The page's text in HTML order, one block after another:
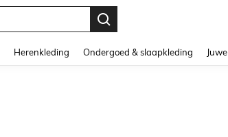
Herenkleding Ondergoed & slaapkleding